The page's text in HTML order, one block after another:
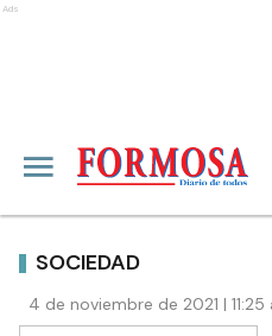
Ads
SOCIEDAD
4 de noviembre de 2021 |